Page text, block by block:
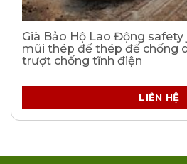
Già Bảo Hộ Lao Động safety
mũi thép đế thép đế chống
trượt chống tĩnh điện
LIÊN HỆ